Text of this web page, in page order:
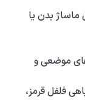
بدن یا
موضعی و
فلفل قرمز،